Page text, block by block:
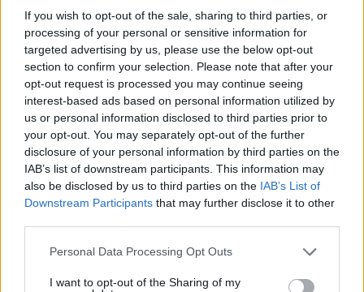
If you wish to opt-out of the sale, sharing to third parties, or
processing of your personal or sensitive information for
targeted advertising by us, please use the below opt-out
section to confirm your selection. Please note that after your
opt-out request is processed you may continue seeing
interest-based ads based on personal information utilized by
us or personal information disclosed to third parties prior to
your opt-out. You may separately opt-out of the further
disclosure of your personal information by third parties on the
IAB’s list of downstream participants. This information may
also be disclosed by us to third parties on the IAB’s List of
Downstream Participants that may further disclose it to other
Please note that this website/app uses one or more Google
not limited to your visit or usage behaviour. You may click to
Personal Data Processing Opt Outs
I want to opt-out of the Sharing of my
Αριστοτέλης Δαμίγος: Σε κλίμα οδύνης έγινε η
αποτέφρωση του συντονιστή που σκοτώθηκε
μετά τη σύγκρουση ελικοπτέρων στην Ψάθα,
φωτογραφίες
06.08.2026, 20:03
Η αποκαλυπτική κατάθεση της
γνωρίσαμε τη Λίσα, γιατί υποψιάστηκα